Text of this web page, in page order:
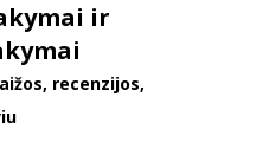
ir
recenzijos,